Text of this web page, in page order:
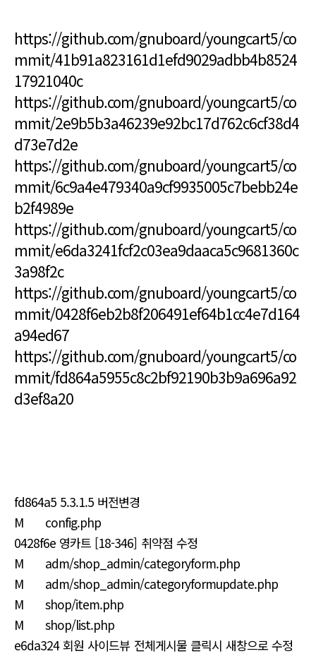
https://github.com/gnuboard/youngcart5/co
mmit/41b91a823161d1efd9029adbb4b8524
17921040c
https://github.com/gnuboard/youngcart5/co
mmit/2e9b5b3a46239e92bc17d762c6cf38d4
d73e7d2e
https://github.com/gnuboard/youngcart5/co
mmit/6c9a4e479340a9cf9935005c7bebb24e
b2f4989e
https://github.com/gnuboard/youngcart5/co
mmit/e6da3241fcf2c03ea9daaca5c9681360c
3a98f2c
https://github.com/gnuboard/youngcart5/co
mmit/0428f6eb2b8f206491ef64b1cc4e7d164
a94ed67
https://github.com/gnuboard/youngcart5/co
mmit/fd864a5955c8c2bf92190b3b9a696a92
d3ef8a20
fd864a5 5.3.1.5 버전변경
M config.php
0428f6e 영카트 [18-346] 취약점 수정
M adm/shop_admin/categoryform.php
M adm/shop_admin/categoryformupdate.php
M shop/item.php
M shop/list.php
e6da324 회원 사이드뷰 전체게시물 클릭시 새창으로 수정